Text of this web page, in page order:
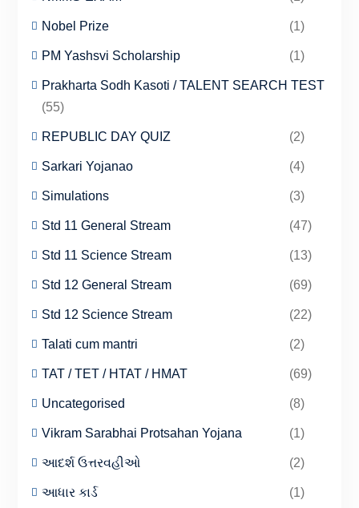
Nobel Prize (1)
PM Yashsvi Scholarship (1)
Prakharta Sodh Kasoti / TALENT SEARCH TEST
(55)
REPUBLIC DAY QUIZ (2)
Sarkari Yojanao (4)
Simulations (3)
Std 11 General Stream (47)
Std 11 Science Stream (13)
Std 12 General Stream (69)
Std 12 Science Stream (22)
Talati cum mantri (2)
TAT / TET / HTAT / HMAT (69)
Uncategorised (8)
Vikram Sarabhai Protsahan Yojana (1)
આદર્શ ઉત્તરવહીઓ (2)
આધાર કાર્ડ (1)